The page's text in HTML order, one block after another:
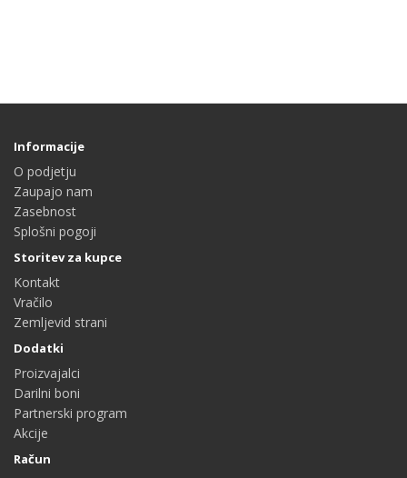
Informacije
O podjetju
Zaupajo nam
Zasebnost
Splošni pogoji
Storitev za kupce
Kontakt
Vračilo
Zemljevid strani
Dodatki
Proizvajalci
Darilni boni
Partnerski program
Akcije
Račun